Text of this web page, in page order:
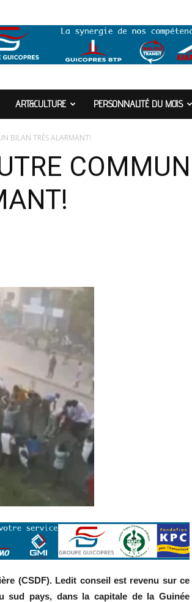
ART&CULTURE PERSONNALITÉ DU MOIS
BILAN TRÈS ALARMANT!
(CSDF). Ledit conseil est revenu sur ce
sud pays, dans la capitale de la Guinée